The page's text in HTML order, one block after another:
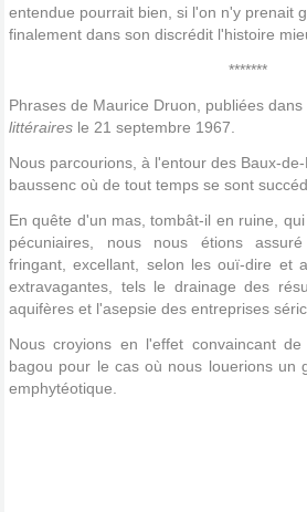
entendue pourrait bien, si l'on n'y prenait
finalement dans son discrédit l'histoire
*******
Phrases de Maurice Druon, publiées dans
littéraires le 21 septembre 1967.
Nous parcourions, à l'entour des Baux-
baussenc où de tout temps se sont
En quête d'un mas, tombât-il en ruine,
pécuniaires, nous nous étions
fringant, excellant, selon les ouï-dire et
extravagantes, tels le drainage des
aquifères et l'asepsie des entreprises
Nous croyions en l'effet convaincant
bagou pour le cas où nous louerions un
emphytéotique.